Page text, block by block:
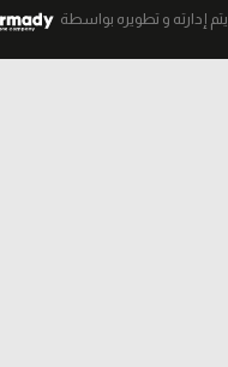
يتم إدارته و تطويره بواسطة